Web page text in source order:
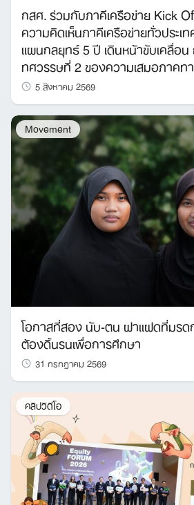
กสศ. ร่วมกับภาคีเครือข่าย Kick
ความคิดเห็นภาคีเครือข่ายทั่วประเ
แผนกลยุทธ์ 5 ปี เดินหน้าขับเคลื่อ
ทศวรรษที่ 2 ของความเสมอภาคท
5 สิงหาคม 2569
Movement
โอกาสที่สอง นับ-ตน ฝาแฝดที่มรด
ต้องดิ้นรนเพื่อการศึกษา
31 กรกฎาคม 2569
คลิปวิดีโอ